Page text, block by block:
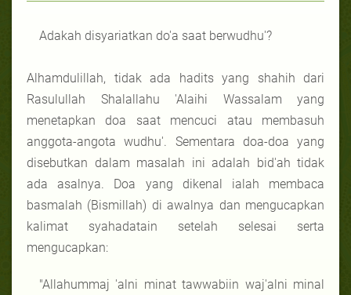
Adakah disyariatkan do'a saat berwudhu'?
Alhamdulillah, tidak ada hadits yang shahih dari
Rasulullah Shalallahu 'Alaihi Wassalam yang
menetapkan doa saat mencuci atau membasuh
anggota-angota wudhu'. Sementara doa-doa yang
disebutkan dalam masalah ini adalah bid'ah tidak
ada asalnya. Doa yang dikenal ialah membaca
basmalah (Bismillah) di awalnya dan mengucapkan
kalimat syahadatain setelah selesai serta
mengucapkan:
"Allahummaj 'alni minat tawwabiin waj'alni minal